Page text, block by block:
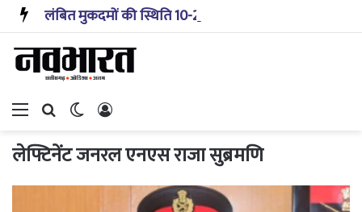
Menu Search forSwitch skin
लेफ्टिनेंट जनरल एनएस राजा सुब्रमणि